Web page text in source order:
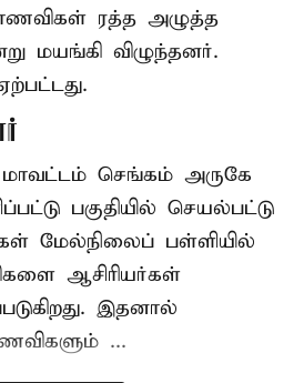
ரத்த அழுத்த
மயங்கி விழுந்தனர்.
செங்கம் அருகே
பகுதியில் செயல்பட்டு
மேல்நிலைப் பள்ளியில்
ஆசிரியர்கள்
இதனால்
...